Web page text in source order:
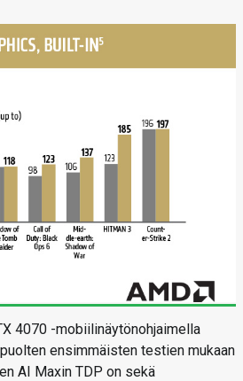
4070 -mobiilinäytönohjaimella
ensimmäisten testien mukaan
AI Maxin TDP on sekä